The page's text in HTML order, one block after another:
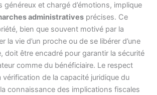
généreux et chargé d’émotions, implique
administratives précises. Ce
bien que souvent motivé par la
la vie d’un proche ou de se libérer d’une
doit être encadré pour garantir la sécurité
comme du bénéficiaire. Le respect
vérification de la capacité juridique du
connaissance des implications fiscales